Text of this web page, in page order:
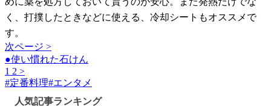
く、打撲したときなどに使える、冷却シートもオススメで
す。
次ページ >
●使い慣れた石けん
1 2 >
#定番料理#エンタメ
人気記事ランキング